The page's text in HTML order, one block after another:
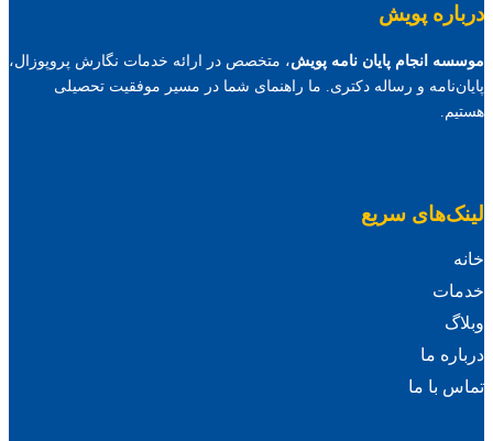
درباره پویش
موسسه انجام پایان نامه پویش، متخصص در ارائه خدمات نگارش پروپوزال،
پایان‌نامه و رساله دکتری. ما راهنمای شما در مسیر موفقیت تحصیلی
هستیم.
لینک‌های سریع
خانه
خدمات
وبلاگ
درباره ما
تماس با ما